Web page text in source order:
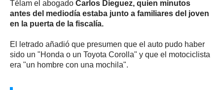
Télam el abogado Carlos Dieguez, quien minutos
antes del mediodía estaba junto a familiares del joven
en la puerta de la fiscalía.
El letrado añadió que presumen que el auto pudo haber
sido un "Honda o un Toyota Corolla" y que el motociclista
era "un hombre con una mochila".